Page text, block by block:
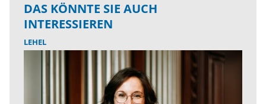
DAS KÖNNTE SIE AUCH
INTERESSIEREN
LEHEL